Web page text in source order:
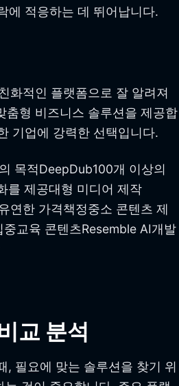
에 적응하는 데 뛰어납니다.
화적인 플랫폼으로 잘 알려져
춤형 비즈니스 솔루션을 제공합
기업에 강력한 선택입니다.
목적DeepDub100개 이상의
를 제공대형 미디어 제작
연한 가격책정중소 콘텐츠 제
교육 콘텐츠Resemble AI개발
교 분석
, 필요에 맞는 솔루션을 찾기 위